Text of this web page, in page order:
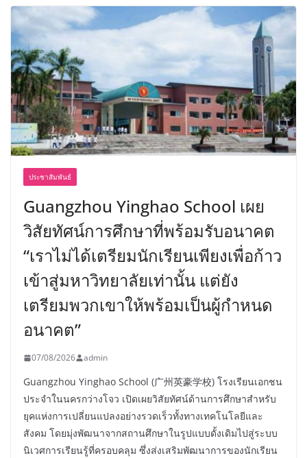
ประชาสัมพันธ์
Guangzhou Yinghao School เผย
วิสัยทัศน์การศึกษาที่พร้อมรับอนาคต
“เราไม่ได้เตรียมนักเรียนเพียงเพื่อก้าว
เข้าสู่มหาวิทยาลัยเท่านั้น แต่ยัง
เตรียมพวกเขาให้พร้อมเป็นผู้กำหนด
อนาคต”
07/08/2026 admin
Guangzhou Yinghao School (广州英豪学校) โรงเรียนเอกชน
ประจำในนครกว่างโจว เปิดเผยวิสัยทัศน์ด้านการศึกษาสำหรับ
ยุคแห่งการเปลี่ยนแปลงอย่างรวดเร็วทั้งทางเทคโนโลยีและ
สังคม โดยมุ่งพัฒนาจากสถานศึกษาในรูปแบบดั้งเดิมไปสู่ระบบ
นิเวศการเรียนรู้ที่ครอบคลุม ซึ่งส่งเสริมพัฒนาการของนักเรียน